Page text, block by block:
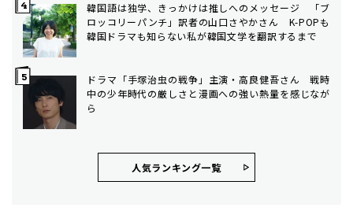
韓国語は独学、きっかけは推しへのメッセージ 「ブ
ロッコリーパンチ」訳者の山口さやかさん K-POPも
韓国ドラマも知らない私が韓国文学を翻訳するまで
ドラマ「手塚治虫の戦争」主演・高良健吾さん 戦時
中の少年時代の厳しさと漫画への強い熱量を感じなが
ら
人気ランキング⼀覧